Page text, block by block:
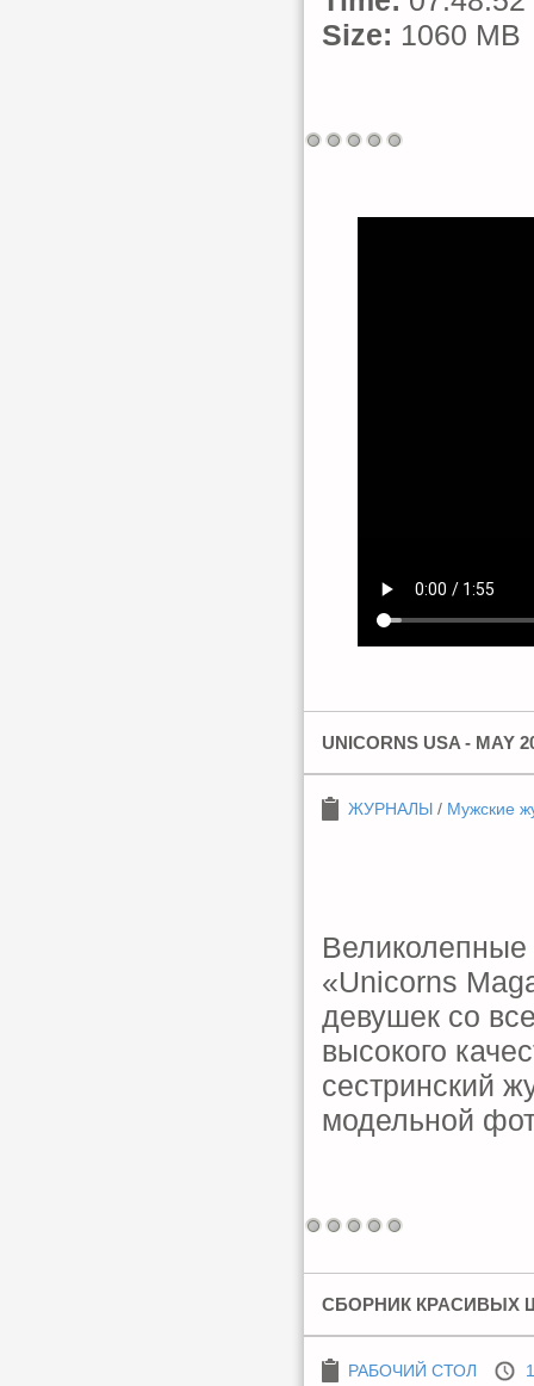
Size: 1060 MB
UNICORNS USA - MAY
ЖУРНАЛЫ / Мужские
«Unicorns
девушек со
высокого
сестринский
модельной
СБОРНИК КРАСИВЫХ
РАБОЧИЙ СТОЛ